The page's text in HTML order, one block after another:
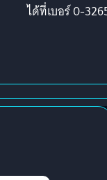
ได้ที่เบอร์ 0-